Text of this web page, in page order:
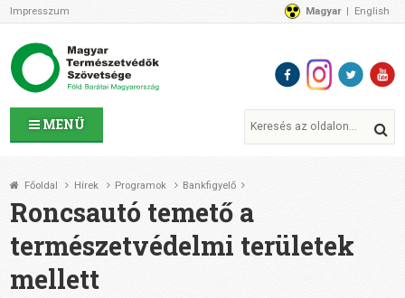
MENÜ
Impresszum Magyar English
Az MTVSZ-ről
Programok
MTVSZ ügyek és események
Tagszervezetek
Támogatóink
CSATLAKOZZ hozzánk!
Elérhetőségeink
1%
Segítsd a munkánkat!
Főoldal Hírek Programok Bankfigyelő
Roncsautó temető a
természetvédelmi területek
mellett